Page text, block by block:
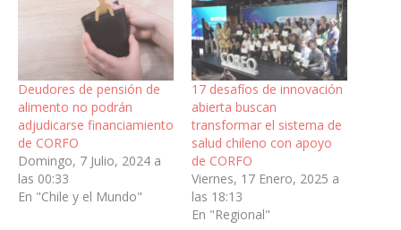
Deudores de pensión de
alimento no podrán
adjudicarse financiamiento
de CORFO
Domingo, 7 Julio, 2024 a
las 00:33
En "Chile y el Mundo"
17 desafíos de innovación
abierta buscan
transformar el sistema de
salud chileno con apoyo
de CORFO
Viernes, 17 Enero, 2025 a
las 18:13
En "Regional"